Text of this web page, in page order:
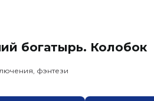
богатырь. Колобок
фэнтези